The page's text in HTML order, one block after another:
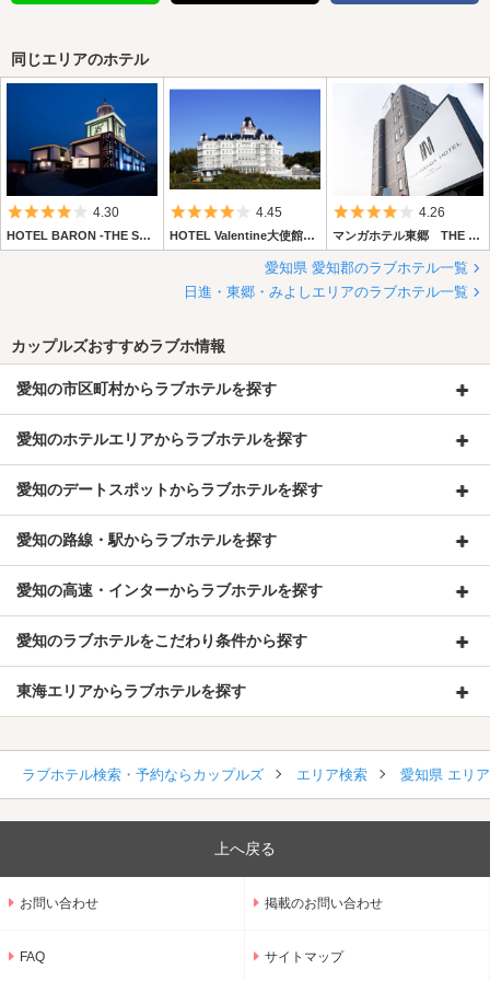
同じエリアのホテル
5つ星のうち4
4.30
HOTEL BARON -THE SWEET MODERN-
5つ星のうち4
4.45
HOTEL Valentine大使館東郷店 (ホテル バレンタイン 大使館東郷店)
5つ星のうち4
4.26
マンガホテル東郷 THE MANGA HOTEL TOGO
愛知県 愛知郡のラブホテル一覧
日進・東郷・みよしエリアのラブホテル一覧
カップルズおすすめラブホ情報
愛知の市区町村からラブホテルを探す
愛知のホテルエリアからラブホテルを探す
愛知のデートスポットからラブホテルを探す
愛知の路線・駅からラブホテルを探す
愛知の高速・インターからラブホテルを探す
愛知のラブホテルをこだわり条件から探す
東海エリアからラブホテルを探す
ラブホテル検索・予約ならカップルズ エリア検索 愛知県 エリ
上へ戻る
お問い合わせ 掲載のお問い合わせ
FAQ サイトマップ